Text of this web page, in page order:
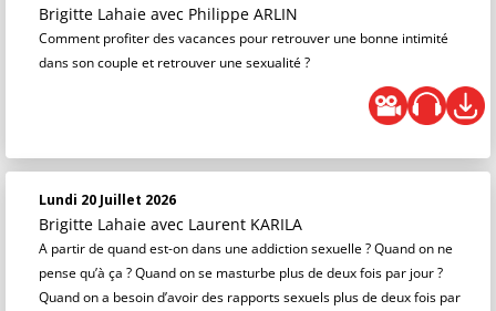
Brigitte Lahaie avec Philippe ARLIN
Comment profiter des vacances pour retrouver une bonne intimité
dans son couple et retrouver une sexualité ?
Lundi 20 Juillet 2026
Brigitte Lahaie avec Laurent KARILA
A partir de quand est-on dans une addiction sexuelle ? Quand on ne
pense qu’à ça ? Quand on se masturbe plus de deux fois par jour ?
Quand on a besoin d’avoir des rapports sexuels plus de deux fois par